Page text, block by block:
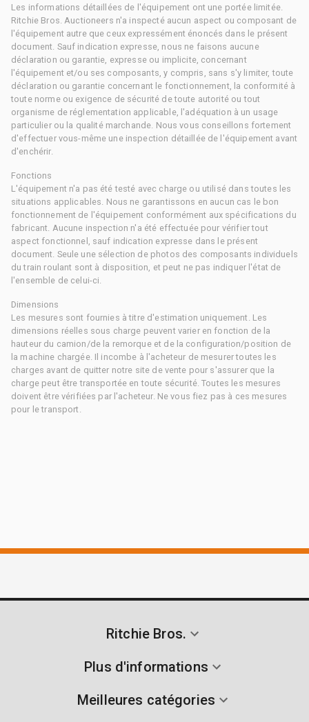
Les informations détaillées de l'équipement ont une portée limitée.
Ritchie Bros. Auctioneers n'a inspecté aucun aspect ou composant de
l'équipement autre que ceux expressément énoncés dans le présent
document. Sauf indication expresse, nous ne faisons aucune
déclaration ou garantie, expresse ou implicite, concernant
l'équipement et/ou ses composants, y compris, sans s'y limiter, toute
déclaration ou garantie concernant le fonctionnement, la conformité à
toute norme ou exigence de sécurité de toute autorité ou tout
organisme de réglementation applicable, l'adéquation à un usage
particulier ou la qualité marchande. Nous vous conseillons fortement
d'effectuer vous-même une inspection détaillée de l'équipement avant
d'enchérir.
Fonctions
L'équipement n'a pas été testé avec charge ou utilisé dans toutes les
situations applicables. Nous ne garantissons en aucun cas le bon
fonctionnement de l'équipement conformément aux spécifications du
fabricant. Aucune inspection n'a été effectuée pour vérifier tout
aspect fonctionnel, sauf indication expresse dans le présent
document. Seule une sélection de photos des composants individuels
du train roulant sont à disposition, et peut ne pas indiquer l'état de
l'ensemble de celui-ci.
Dimensions
Les mesures sont fournies à titre d'estimation uniquement. Les
dimensions réelles sous charge peuvent varier en fonction de la
hauteur du camion/de la remorque et de la configuration/position de
la machine chargée. Il incombe à l'acheteur de mesurer toutes les
charges avant de quitter notre site de vente pour s'assurer que la
charge peut être transportée en toute sécurité. Toutes les mesures
doivent être vérifiées par l'acheteur. Ne vous fiez pas à ces mesures
pour le transport.
Ritchie Bros.
Plus d'informations
Meilleures catégories